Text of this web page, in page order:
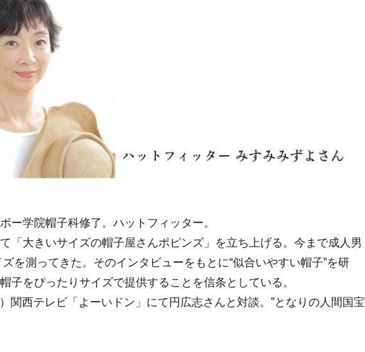
ー学院帽子科修了。ハットフィッター。
「大きいサイズの帽子屋さんポピンズ」を立ち上げる。今まで成人男
を測ってきた。そのインタビューをもとに“似合いやすい帽子”を研
子をぴったりサイズで提供することを信条としている。
関西テレビ「よーいドン」にて円広志さんと対談。”となりの人間国宝